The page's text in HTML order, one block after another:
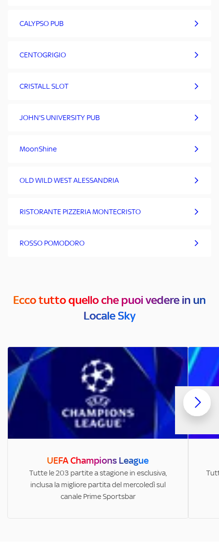
CALYPSO PUB
CENTOGRIGIO
CRISTALL SLOT
JOHN'S UNIVERSITY PUB
MoonShine
OLD WILD WEST ALESSANDRIA
RISTORANTE PIZZERIA MONTECRISTO
ROSSO POMODORO
Ecco tutto quello che puoi vedere in un
Locale Sky
UEFA Champions League
Tutte le 203 partite a stagione in esclusiva,
inclusa la migliore partita del mercoledì sul
canale Prime Sportsbar